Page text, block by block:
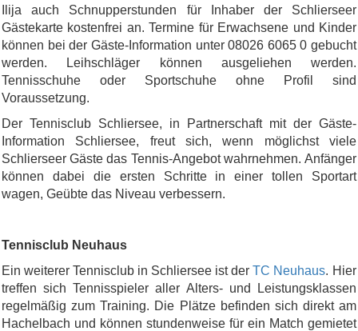
Ilija auch Schnupperstunden für Inhaber der Schlierseer
Gästekarte kostenfrei an. Termine für Erwachsene und Kinder
können bei der Gäste-Information unter 08026 6065 0 gebucht
werden. Leihschläger können ausgeliehen werden.
Tennisschuhe oder Sportschuhe ohne Profil sind
Voraussetzung.
Der Tennisclub Schliersee, in Partnerschaft mit der Gäste-
Information Schliersee, freut sich, wenn möglichst viele
Schlierseer Gäste das Tennis-Angebot wahrnehmen. Anfänger
können dabei die ersten Schritte in einer tollen Sportart
wagen, Geübte das Niveau verbessern.
Tennisclub Neuhaus
Ein weiterer Tennisclub in Schliersee ist der TC Neuhaus. Hier
treffen sich Tennisspieler aller Alters- und Leistungsklassen
regelmäßig zum Training. Die Plätze befinden sich direkt am
Hachelbach und können stundenweise für ein Match gemietet